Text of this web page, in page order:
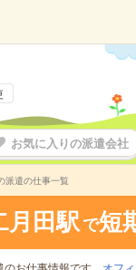
お気に入りの派遣会社
派遣の仕事一覧
月田駅 で短